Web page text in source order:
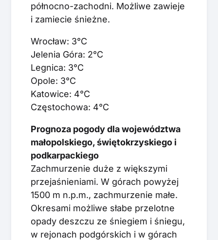
północno-zachodni. Możliwe zawieje
i zamiecie śnieżne.
Wrocław: 3°C
Jelenia Góra: 2°C
Legnica: 3°C
Opole: 3°C
Katowice: 4°C
Częstochowa: 4°C
Prognoza pogody dla województwa
małopolskiego, świętokrzyskiego i
podkarpackiego
Zachmurzenie duże z większymi
przejaśnieniami. W górach powyżej
1500 m n.p.m., zachmurzenie małe.
Okresami możliwe słabe przelotne
opady deszczu ze śniegiem i śniegu,
w rejonach podgórskich i w górach